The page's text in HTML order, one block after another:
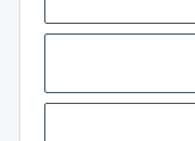
Passwort